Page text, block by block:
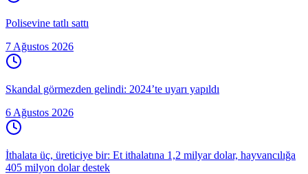
Polisevine tatlı sattı
7 Ağustos 2026
Skandal görmezden gelindi: 2024’te uyarı yapıldı
6 Ağustos 2026
İthalata üç, üreticiye bir: Et ithalatına 1,2 milyar dolar, hayvancılığa
405 milyon dolar destek